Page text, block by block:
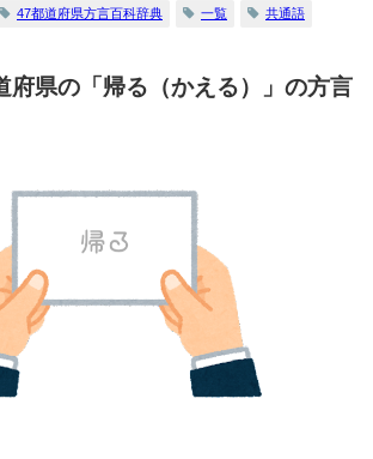
47都道府県方言百科辞典 一覧 共通語
府県の「帰る（かえる）」の方言